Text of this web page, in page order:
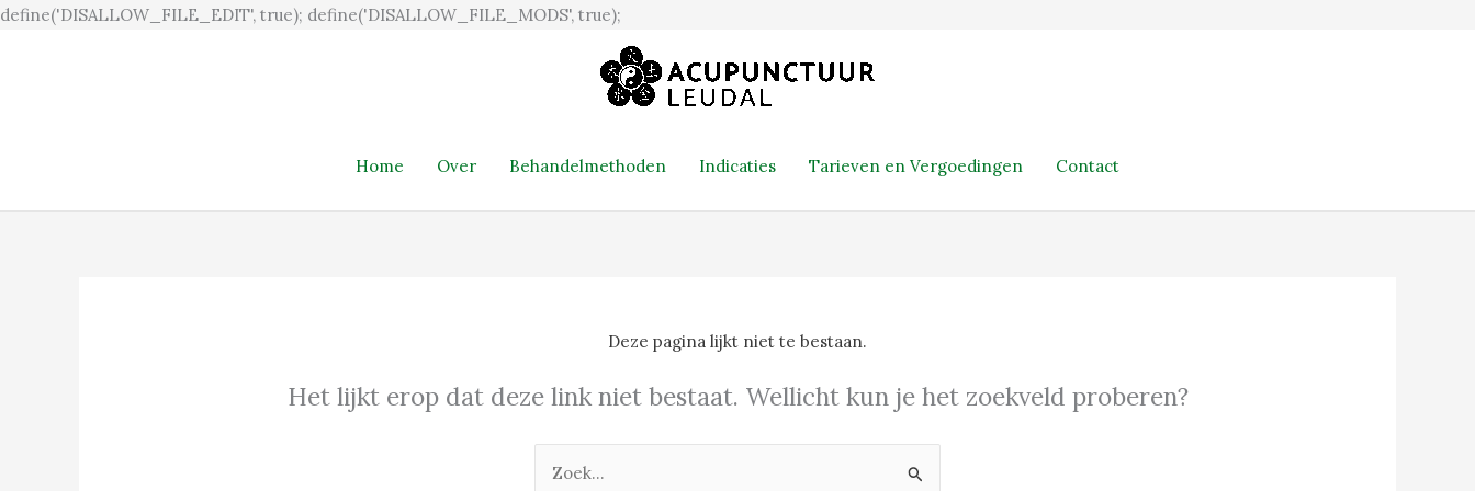
define('DISALLOW_FILE_EDIT', true); define('DISALLOW_FILE_MODS', true);
naar
de
inhoud
Home Over Behandelmethoden Indicaties Tarieven en Vergoedingen Contact
Deze pagina lijkt niet te bestaan.
Het lijkt erop dat deze link niet bestaat. Wellicht kun je het zoekveld proberen?
Zoek